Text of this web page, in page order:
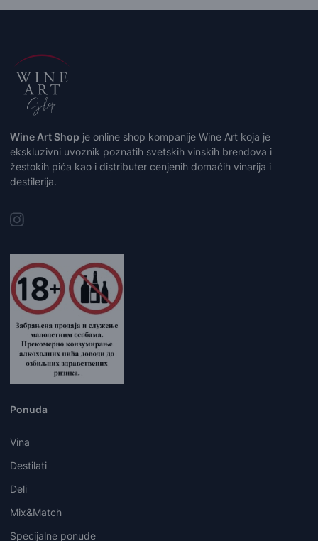
Wine Art Shop je online shop kompanije Wine Art koja je
ekskluzivni uvoznik poznatih svetskih vinskih brendova i
žestokih pića kao i distributer cenjenih domaćih vinarija i
destilerija.
Ponuda
Vina
Destilati
Deli
Mix&Match
Specijalne ponude